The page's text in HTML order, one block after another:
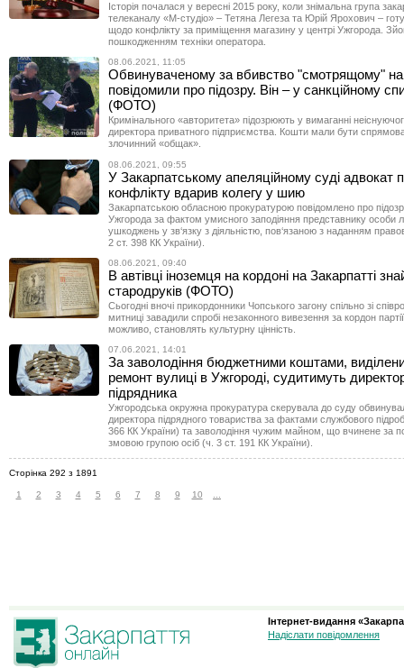
Історія почалася у вересні 2015 року, коли знімальна група
телеканалу «М-студіо» – Тетяна Легеза та Юрій Ярохович –
щодо конфлікту за приміщення магазину у центрі Ужгорода.
пошкодженням техніки оператора.
08.06.2021, 11:05
Обвинуваченому за вбивство "смотрящому" на
повідомили про підозру. Він – у санкційному
(ФОТО)
Кримінального «авторитета» підозрюють у вимаганні
директора приватного підприємства. Кошти мали бути
злочинний «общак».
08.06.2021, 09:55
У Закарпатському апеляційному суді адвокат
конфлікту вдарив колегу у шию
Закарпатською обласною прокуратурою повідомлено про
Ужгорода за фактом умисного заподіяння представнику особи
ушкоджень у зв‘язку з діяльністю, пов‘язаною з наданням
2 ст. 398 КК України).
08.06.2021, 09:40
В автівці іноземця на кордоні на Закарпатті
стародруків (ФОТО)
Сьогодні вночі прикордонники Чопського загону спільно зі
митниці завадили спробі незаконного вивезення за кордон партії
можливо, становлять культурну цінність.
07.06.2021, 14:01
За заволодіння бюджетними коштами,
ремонт вулиці в Ужгороді, судитимуть
підрядника
Ужгородська окружна прокуратура скерувала до суду
директора підрядного товариства за фактами службового
366 КК України) та заволодіння чужим майном, що вчинене за
змовою групою осіб (ч. 3 ст. 191 КК України).
Сторінка 292 з 1891
1 2 3 4 5 6 7 8 9 10
Інтернет-видання
Надіслати повідомлення